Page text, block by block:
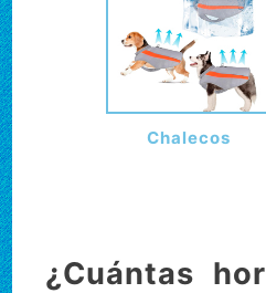
Chalecos
¿Cuántas